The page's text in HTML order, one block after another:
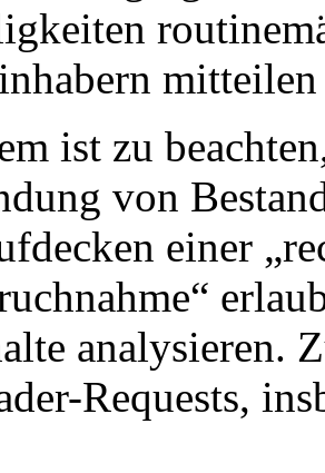
ist zu
von
einer
analysieren.
Requests,